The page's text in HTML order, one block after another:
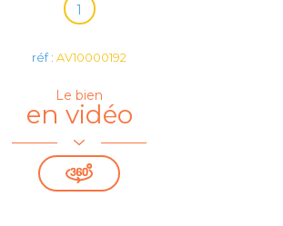
1
réf : AV10000192
Le bien
en vidéo